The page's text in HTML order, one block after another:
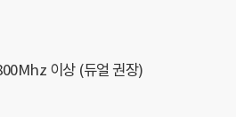
이상 (듀얼 권장)